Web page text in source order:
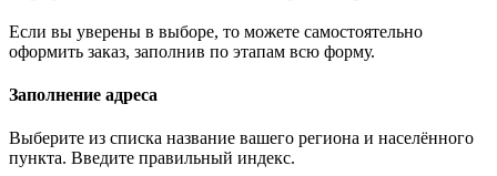
Если вы уверены в выборе, то можете самостоятельно
оформить заказ, заполнив по этапам всю форму.
Заполнение адреса
Выберите из списка название вашего региона и населённого
пункта. Введите правильный индекс.